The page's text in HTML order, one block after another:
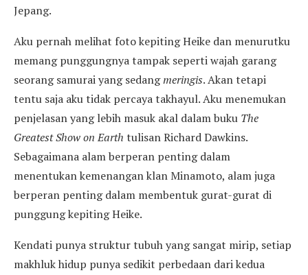
Jepang.
Aku pernah melihat foto kepiting Heike dan menurutku
memang punggungnya tampak seperti wajah garang
seorang samurai yang sedangmeringis. Akan tetapi
tentu saja aku tidak percaya takhayul. Aku menemukan
penjelasan yang lebih masuk akal dalam buku The
Greatest Show on Earth tulisan Richard Dawkins.
Sebagaimana alam berperan penting dalam
menentukan kemenangan klan Minamoto, alam juga
berperan penting dalam membentuk gurat-gurat di
punggung kepiting Heike.
Kendati punya struktur tubuh yang sangat mirip, setiap
makhluk hidup punya sedikit perbedaan dari kedua